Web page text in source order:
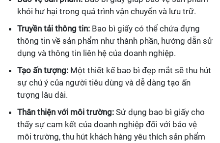
khỏi hư hại trong quá trình vận chuyển và lưu trữ.
Truyền tải thông tin: Bao bì giấy có thể chứa đựng
thông tin về sản phẩm như thành phần, hướng dẫn sử
dụng và thông tin liên hệ của doanh nghiệp.
Tạo ấn tượng: Một thiết kế bao bì đẹp mắt sẽ thu hút
sự chú ý của người tiêu dùng và dễ dàng tạo ấn
tượng lâu dài.
Thân thiện với môi trường: Sử dụng bao bì giấy cho
thấy sự cam kết của doanh nghiệp đối với bảo vệ
môi trường, thu hút khách hàng yêu thích sản phẩm